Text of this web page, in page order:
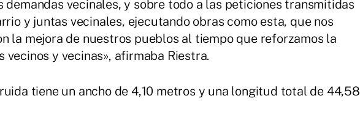
demandas vecinales, y sobre todo a las peticiones transmitidas
y juntas vecinales, ejecutando obras como esta, que nos
la mejora de nuestros pueblos al tiempo que reforzamos la
vecinos y vecinas», afirmaba Riestra.
tiene un ancho de 4,10 metros y una longitud total de 44,58